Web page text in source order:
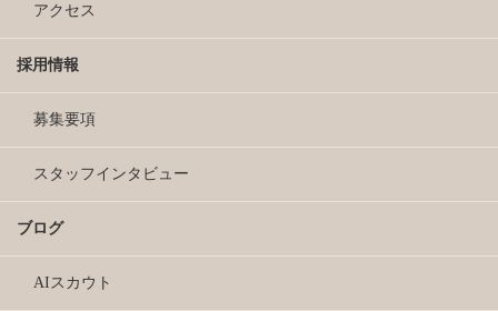
アクセス
採用情報
募集要項
スタッフインタビュー
ブログ
AIスカウト